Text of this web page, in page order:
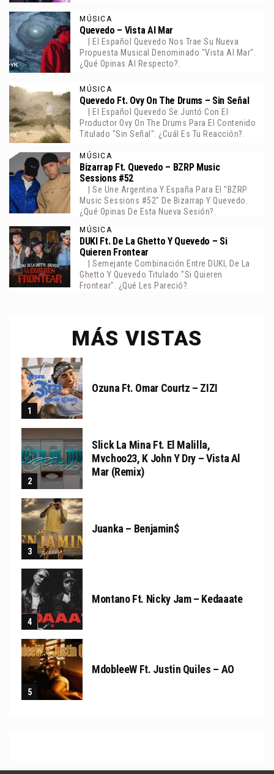
MÚSICA
Quevedo – Vista Al Mar
| El Español Quevedo Nos Trae Su Nueva
Propuesta Musical Denominado "Vista Al Mar".
¿Qué Opinas Al Respecto?.
MÚSICA
Quevedo Ft. Ovy On The Drums – Sin Señal
| El Español Quevedo Se Juntó Con El
Productor Ovy On The Drums Para El Contenido
Titulado "Sin Señal". ¿Cuál Es Tu Reacción?.
MÚSICA
Bizarrap Ft. Quevedo – BZRP Music
Sessions #52
| Se Une Argentina Y España Para El "BZRP
Music Sessions #52" De Bizarrap Y Quevedo.
¿Qué Opinas De Esta Nueva Sesión?.
MÚSICA
DUKI Ft. De La Ghetto Y Quevedo – Si
Quieren Frontear
| Semejante Combinación Entre DUKI, De La
Ghetto Y Quevedo Titulado "Si Quieren
Frontear". ¿Qué Les Pareció?.
MÁS VISTAS
Ozuna Ft. Omar Courtz – ZIZI
Slick La Mina Ft. El Malilla,
Mvchoo23, K John Y Dry – Vista Al
Mar (Remix)
Juanka – Benjamin$
Montano Ft. Nicky Jam – Kedaaate
MdobleeW Ft. Justin Quiles – AO